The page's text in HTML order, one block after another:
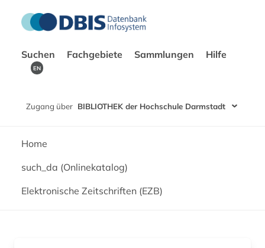
Suchen Fachgebiete Sammlungen Hilfe
EN
Zugang über BIBLIOTHEK der Hochschule Darmstadt
Home
such_da (Onlinekatalog)
Elektronische Zeitschriften (EZB)